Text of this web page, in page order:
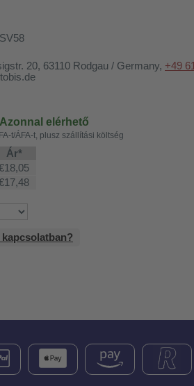
20, 63110 Rodgau / Germany, +49
elérhető
t/ÁFA-t, plusz szállítási költség
Ár*
kapcsolatban?